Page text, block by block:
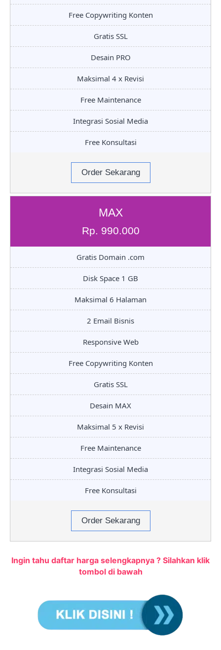
Free Copywriting Konten
Gratis SSL
Desain PRO
Maksimal 4 x Revisi
Free Maintenance
Integrasi Sosial Media
Free Konsultasi
Order Sekarang
MAX
Rp. 990.000
Gratis Domain .com
Disk Space 1 GB
Maksimal 6 Halaman
2 Email Bisnis
Responsive Web
Free Copywriting Konten
Gratis SSL
Desain MAX
Maksimal 5 x Revisi
Free Maintenance
Integrasi Sosial Media
Free Konsultasi
Order Sekarang
Ingin tahu daftar harga selengkapnya ? Silahkan klik
tombol di bawah